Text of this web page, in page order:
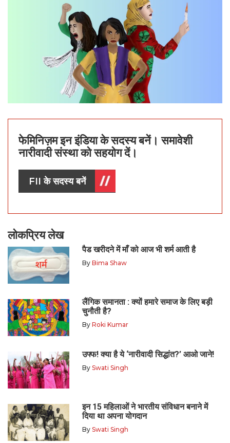
फेमिनिज़म इन इंडिया के सदस्य बनें। समावेशी
नारीवादी संस्था को सहयोग दें।
FII के सदस्य बनें
लोकप्रिय लेख
पैड खरीदने में माँ को आज भी शर्म आती है
By Bima Shaw
लैंगिक समानता : क्यों हमारे समाज के लिए बड़ी
चुनौती है?
By Roki Kumar
उफ्फ! क्या है ये ‘नारीवादी सिद्धांत?’ आओ जाने!
By Swati Singh
इन 15 महिलाओं ने भारतीय संविधान बनाने में
दिया था अपना योगदान
By Swati Singh